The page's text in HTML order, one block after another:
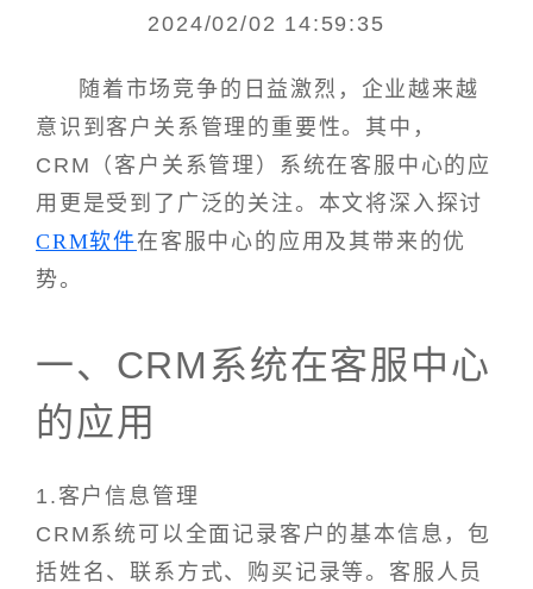
2024/02/02 14:59:35
随着市场竞争的日益激烈，企业越来越
意识到客户关系管理的重要性。其中，
CRM（客户关系管理）系统在客服中心的应
用更是受到了广泛的关注。本文将深入探讨
CRM软件在客服中心的应用及其带来的优
势。
一、CRM系统在客服中心
的应用
1.客户信息管理
CRM系统可以全面记录客户的基本信息，包
括姓名、联系方式、购买记录等。客服人员